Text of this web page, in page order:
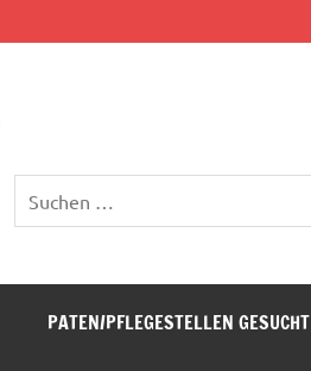
PATEN/PFLEGESTELLEN GESUCHT